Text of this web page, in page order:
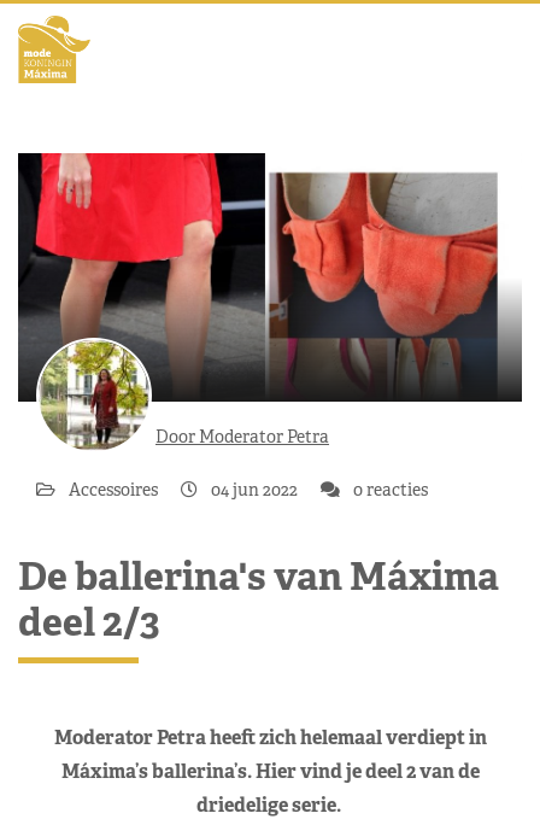
Door Moderator Petra
Accessoires 04 jun 2022 0 reacties
De ballerina's van Máxima
deel 2/3
Moderator Petra heeft zich helemaal verdiept in
Máxima’s ballerina’s. Hier vind je deel 2 van de
driedelige serie.